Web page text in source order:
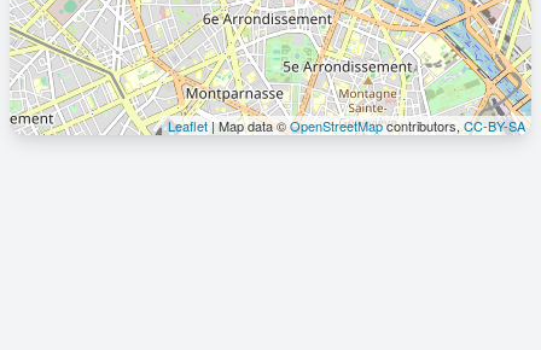
Leaflet| Map data ©OpenStreetMapcontributors, CC-BY-SA